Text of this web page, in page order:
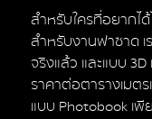
สำหรับใครที่อยากไ
สำหรับงานฟาซาด
จริงแล้ว และแบบ
ราคาต่อตารางเมต
แบบ Photobook เพี